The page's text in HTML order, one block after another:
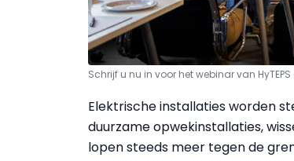
Schrijf u nu in voor het webinar van
Elektrische installaties worden
duurzame opwekinstallaties,
lopen steeds meer tegen de